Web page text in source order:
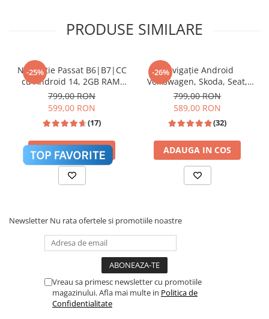
🎵 Egalizator Audio DSP
pentru Bass, Treble și Loudness.
Sistem Activ de Răcire (Cooling
Fan)
PRODUSE SIMILARE
-25%
Navigatie Passat B6|B7|CC
cu Android 14, 2GB RAM,
CarPlay si Anroid Auto,
Mirror Link, Wi-fi, Youtube,
Waze, ecran HD 10.1 Inch
799,00 RON
599,00 RON
(17)
ADAUGA IN COS
-26%Navigație Android
Volkswagen, Skoda, Seat,
CarPlay & Android Auto,
ecran 7"|Compatibil Golf 5,
Golf 6, Jetta, Passat
B6/B7/CC, Polo, Tiguan,
Touran
799,00 RON
589,00 RON
(32)
ADAUGA IN COS
Newsletter Nu rata ofertele si promotiile noastre
Vreau sa primesc newsletter cu promotiile
magazinului. Afla mai multe in Politica de
Confidentialitate